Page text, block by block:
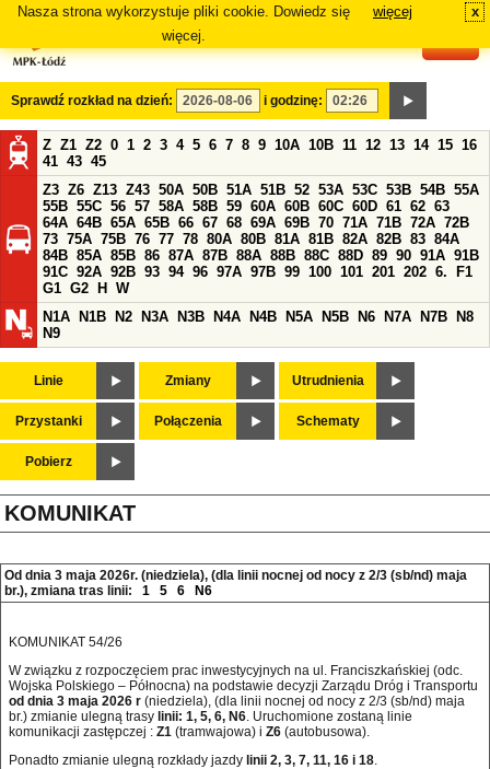
Nasza strona wykorzystuje pliki cookie. Dowiedz się
więcej.
więcej x
Sprawdź rozkład na dzień: i godzinę:
Z Z1 Z2 0 1 2 3 4 5 6 7 8 9 10A 10B 11 12 13 14 15 16
41 43 45
Z3 Z6 Z13 Z43 50A 50B 51A 51B 52 53A 53C 53B 54B 55A
55B 55C 56 57 58A 58B 59 60A 60B 60C 60D 61 62 63
64A 64B 65A 65B 66 67 68 69A 69B 70 71A 71B 72A 72B
73 75A 75B 76 77 78 80A 80B 81A 81B 82A 82B 83 84A
84B 85A 85B 86 87A 87B 88A 88B 88C 88D 89 90 91A 91B
91C 92A 92B 93 94 96 97A 97B 99 100 101 201 202 6.
F1
G1 G2 H
W
N1A
N1B N2 N3A N3B N4A N4B N5A N5B N6 N7A N7B
N8
N9
Linie Zmiany Utrudnienia
Przystanki Połączenia Schematy
Pobierz
KOMUNIKAT
Od dnia 3 maja 2026r. (niedziela), (dla linii nocnej od nocy z 2/3 (sb/nd) maja
br.), zmiana tras linii:
1 5 6 N6
KOMUNIKAT 54/26
W związku z rozpoczęciem prac inwestycyjnych na ul. Franciszkańskiej (odc.
Wojska Polskiego – Północna) na podstawie decyzji Zarządu Dróg i Transportu
od dnia 3 maja 2026 r (niedziela), (dla linii nocnej od nocy z 2/3 (sb/nd) maja
br.) zmianie ulegną trasy linii: 1, 5, 6, N6 . Uruchomione zostaną linie
komunikacji zastępczej : Z1 (tramwajowa) i Z6 (autobusowa).
Ponadto zmianie ulegną rozkłady jazdy linii 2, 3, 7, 11, 16 i 18